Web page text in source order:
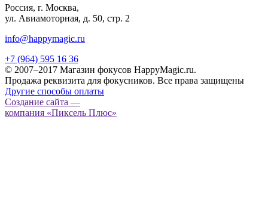
Россия, г. Москва,
ул. Авиамоторная, д. 50, стр. 2
info@happymagic.ru
+7 (964) 595 16 36
© 2007–2017 Магазин фокусов HappyMagic.ru.
Продажа реквизита для фокусников. Все права защищены
Другие способы оплаты
Создание сайта —
компания «Пиксель Плюс»